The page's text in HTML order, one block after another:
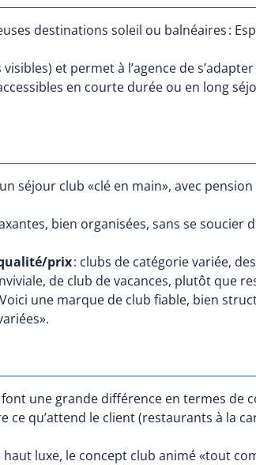
destinations soleil ou balnéaires :
et permet à l’agence de
en courte durée ou en long
séjour club «clé en main», avec
bien organisées, sans se soucier
prix: clubs de catégorie variée,
de club de vacances, plutôt que
une marque de club fiable, bien
une grande différence en termes de
ce qu’attend le client (restaurants à la
luxe, le concept club animé «tout